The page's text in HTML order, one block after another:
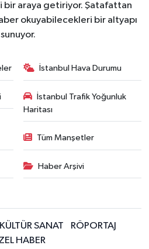
bir araya getiriyor. Şatafattan
okuyabilecekleri bir altyapı
sunuyor.
İstanbul Hava Durumu
İstanbul Trafik Yoğunluk
Haritası
Tüm Manşetler
Haber Arşivi
KÜLTÜR SANAT
RÖPORTAJ
HABER